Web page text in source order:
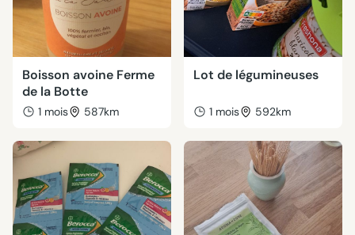
Boisson avoine Ferme
de la Botte
1 mois 587km
Lot de légumineuses
1 mois 592km